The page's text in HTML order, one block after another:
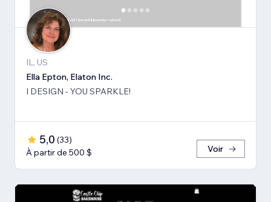
IL, US
Ella Epton, Elaton Inc.
I DESIGN - YOU SPARKLE!
5,0 (33)
À partir de 500 $
Voir